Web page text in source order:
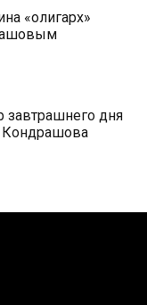
«олигарх»
дня
Кондрашова